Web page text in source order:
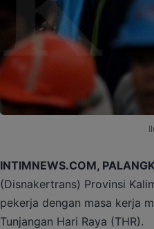
INTIMNEWS.COM,
(Disnakertrans) Provinsi
pekerja dengan masa kerja
Tunjangan Hari Raya (THR).